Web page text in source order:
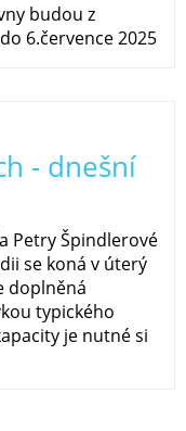
budou z
6.července 2025
- dnešní
Petry Špindlerové
se koná v úterý
doplněná
typického
je nutné si